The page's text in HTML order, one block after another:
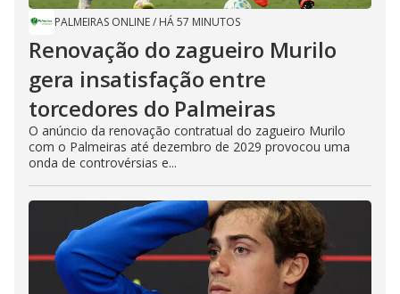
PALMEIRAS ONLINE/ HÁ 57 MINUTOS
Renovação do zagueiro Murilo
gera insatisfação entre
torcedores do Palmeiras
O anúncio da renovação contratual do zagueiro Murilo
com o Palmeiras até dezembro de 2029 provocou uma
onda de controvérsias e...